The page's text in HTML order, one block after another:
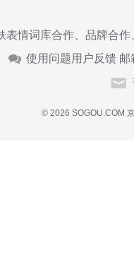
表情词库合作、品牌合
使用问题用户反馈 邮
© 2026 SOGOU.COM